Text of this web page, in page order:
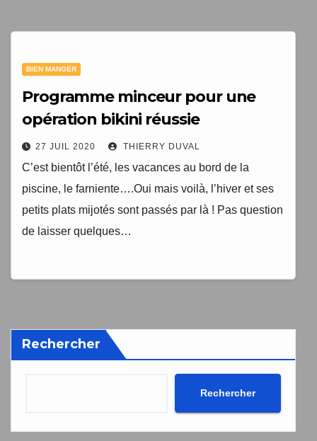
BIEN MANGER
Programme minceur pour une
opération bikini réussie
27 JUIL 2020 THIERRY DUVAL
C’est bientôt l’été, les vacances au bord de la
piscine, le farniente….Oui mais voilà, l’hiver et ses
petits plats mijotés sont passés par là ! Pas question
de laisser quelques…
Rechercher
Rechercher
"Les clés du bien vieillir en bonne santé"
TopEquilibre.fr pour vous envoyer votre newsletter contenant
désabonnement intégré dans la newsletter.
Une erreur est survenue lors de la soumission du
Votre inscription a bien été prise en compte, et le livre
d'ici quelques secondes à l'adresse e-mail que vous